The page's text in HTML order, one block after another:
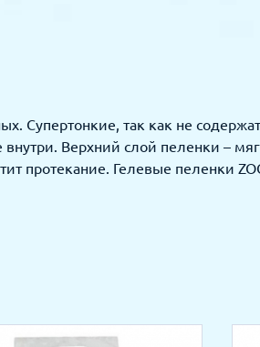
Супертонкие, так как не
Верхний слой пеленки –
протекание. Гелевые пеленки